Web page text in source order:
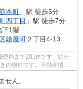
本町 」駅 徒歩5分
四丁目 」駅 徒歩7分
下1階
鎗屋町２丁目4-13
便局まで201mです。駅か
の物件です。不動産情報
せん。